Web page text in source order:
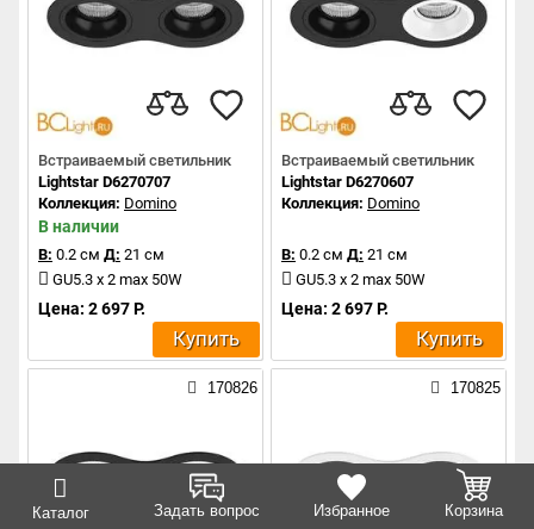
Каталог Задать вопрос Избранное Корзина
Встраиваемый светильник
Lightstar D6270707
Коллекция: Domino
В наличии
В: 0.2 см Д: 21 см
GU5.3 x 2 max 50W
Цена: 2 697 Р.
Купить
Встраиваемый светильник
Lightstar D6270607
Коллекция: Domino
В: 0.2 см Д: 21 см
GU5.3 x 2 max 50W
Цена: 2 697 Р.
Купить
170826 170825